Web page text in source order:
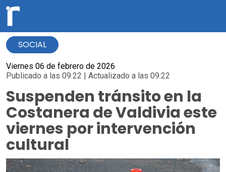
SOCIAL
Viernes 06 de febrero de 2026
Publicado a las 09:22 | Actualizado a las 09:22
Suspenden tránsito en la
Costanera de Valdivia este
viernes por intervención
cultural